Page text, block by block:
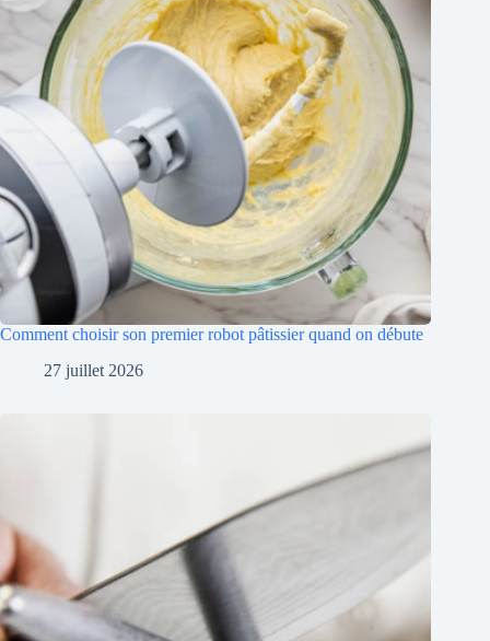
Comment choisir son premier robot pâtissier quand on débute
27 juillet 2026